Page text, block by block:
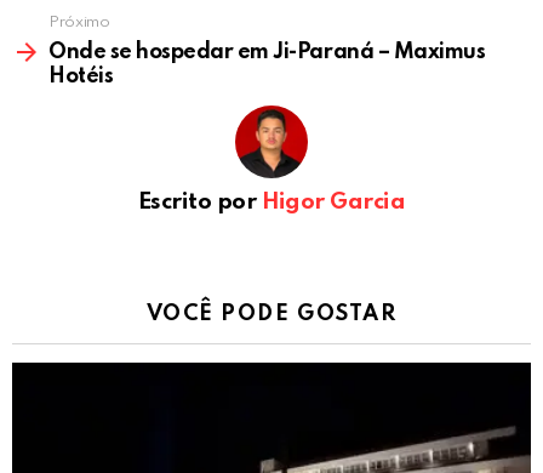
Próximo
Onde se hospedar em Ji-Paraná – Maximus
Hotéis
Escrito por Higor Garcia
VOCÊ PODE GOSTAR